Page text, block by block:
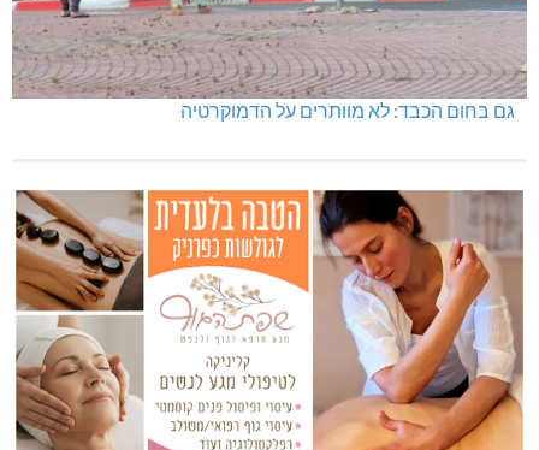
גם בחום הכבד: לא מוותרים על הדמוקרטיה